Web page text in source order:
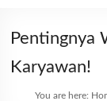
Pentingnya
Karyawan!
You are here: